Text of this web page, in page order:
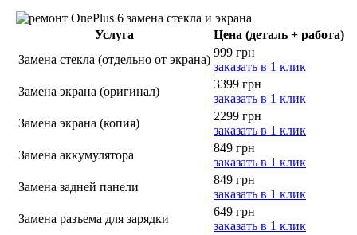
Услуга
Цена (деталь + работа)
Замена стекла (отдельно от экрана)
999 грн
заказать в 1 клик
Замена экрана (оригинал)
3399 грн
заказать в 1 клик
Замена экрана (копия)
2299 грн
заказать в 1 клик
Замена аккумулятора
849 грн
заказать в 1 клик
Замена задней панели
849 грн
заказать в 1 клик
Замена разъема для зарядки
649 грн
заказать в 1 клик